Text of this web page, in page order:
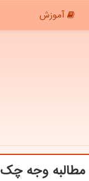
آموزش
وجه چک